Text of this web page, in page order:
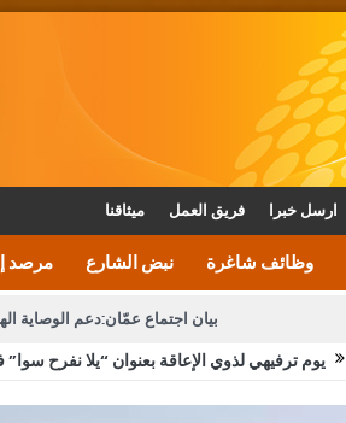
ميثاقنا فريق العمل ارسل خبرا
مرصد نبض الشارع وظائف شاغرة
بيان اجتماع عمّان:دعم الوصاية
دعوة المكلفين بخدمة العلم (الدفعة الثالثة) إلى
يوم ترفيهي لذوي الإعاقة بعنوان “يلا نفرح